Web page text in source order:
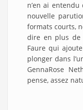
n’en ai
nouvelle
formats courts,
dire en plus de
Faure qui
plonger dans
GennaRose
pense, assez